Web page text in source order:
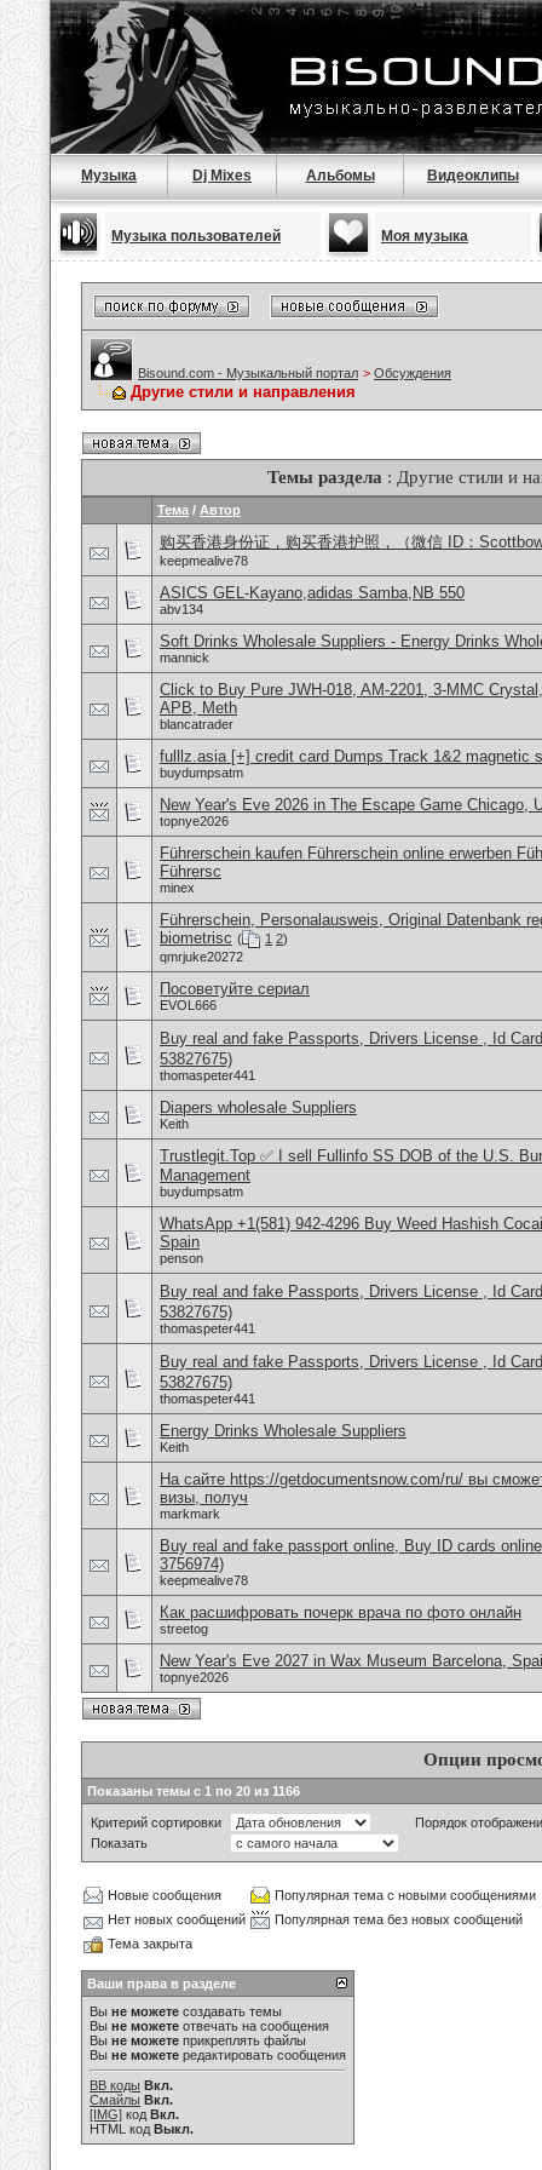
Музыка Dj Mixes Альбомы Видеоклипы
Музыка пользователей Моя музыка
Bisound.com - Музыкальный портал > Обсуждения
Другие стили и направления
Темы раздела : Другие стили и
Тема / Автор
购买香港身份证，购买香港护照，（微信 ID：
keepmealive78
ASICS GEL-Kayano,adidas Samba,NB 550
abv134
Soft Drinks Wholesale Suppliers - Energy Drinks
mannick
Click to Buy Pure JWH-018, AM-2201, 3-MMC
APB, Meth
blancatrader
fulllz.asia [+] credit card Dumps Track 1&2 magnetic
buydumpsatm
New Year's Eve 2026 in The Escape Game Chicago,
topnye2026
Führerschein kaufen Führerschein online erwerben
Führersc
minex
Führerschein, Personalausweis, Original Datenbank
biometrisc ( 1 2)
qmrjuke20272
Посоветуйте сериал
EVOL666
Buy real and fake Passports, Drivers License , Id
53827675)
thomaspeter441
Diapers wholesale Suppliers
Keith
Trustlegit.Top ✅ I sell Fullinfo SS DOB of the U.S.
Management
buydumpsatm
WhatsApp +1(581) 942-4296 Buy Weed Hashish
Spain
penson
Buy real and fake Passports, Drivers License , Id
53827675)
thomaspeter441
Buy real and fake Passports, Drivers License , Id
53827675)
thomaspeter441
Energy Drinks Wholesale Suppliers
Keith
На сайте https://getdocumentsnow.com/ru/ вы
визы, получ
markmark
Buy real and fake passport online, Buy ID cards
3756974)
keepmealive78
Как расшифровать почерк врача по фото онлайн
streetog
New Year's Eve 2027 in Wax Museum Barcelona,
topnye2026
Опции
Показаны темы с 1 по 20 из 1166
Критерий сортировки
Порядок
Показать
Новые сообщения
Популярная тема с новыми сообщениями
Нет новых сообщений
Популярная тема без новых сообщений
Тема закрыта
Ваши права в разделе
Вы не можете создавать темы
Вы не можете отвечать на сообщения
Вы не можете прикреплять файлы
Вы не можете редактировать сообщения
BB коды Вкл.
Смайлы Вкл.
[IMG] код Вкл.
HTML код Выкл.